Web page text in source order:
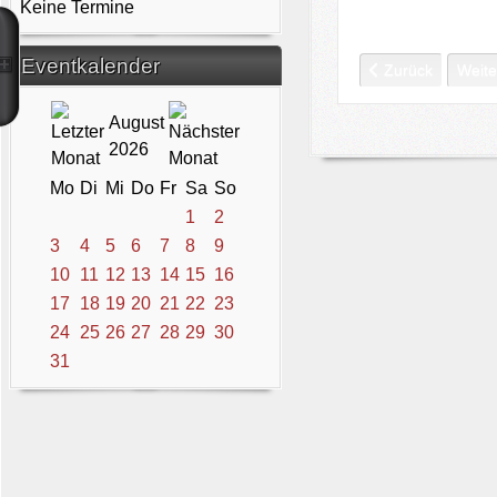
Keine Termine
Eventkalender
August
2026
Mo Di Mi Do Fr Sa So
1
2
3
4 5 6 7 8
9
10 11 12 13 14 15 16
17
18 19 20 21 22 23
24 25 26 27 28 29 30
31